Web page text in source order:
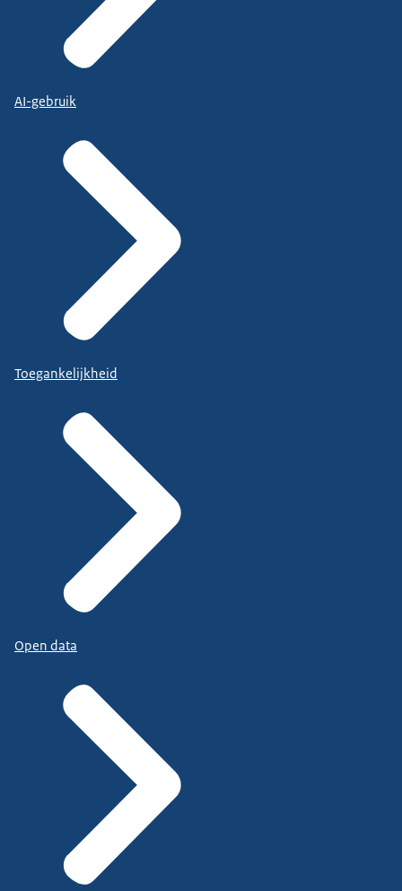
AI-gebruik
Toegankelijkheid
Open data